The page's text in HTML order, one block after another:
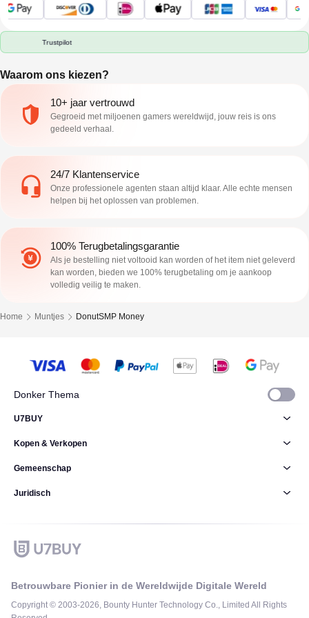
Trustpilot
Waarom ons kiezen?
10+ jaar vertrouwd
Gegroeid met miljoenen gamers wereldwijd, jouw reis is ons
gedeeld verhaal.
24/7 Klantenservice
Onze professionele agenten staan altijd klaar. Alle echte mensen
helpen bij het oplossen van problemen.
100% Terugbetalingsgarantie
Als je bestelling niet voltooid kan worden of het item niet geleverd
kan worden, bieden we 100% terugbetaling om je aankoop
volledig veilig te maken.
Home Muntjes DonutSMP Money
Donker Thema
Betrouwbare Pionier in de Wereldwijde Digitale Wereld
Copyright © 2003-2026, Bounty Hunter Technology Co., Limited All Rights
U7BUY
Kopen & Verkopen
Gemeenschap
Juridisch